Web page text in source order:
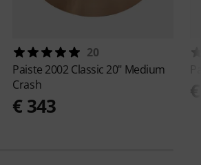
20
Paiste 2002 Classic 20" Medium
Crash
€ 343